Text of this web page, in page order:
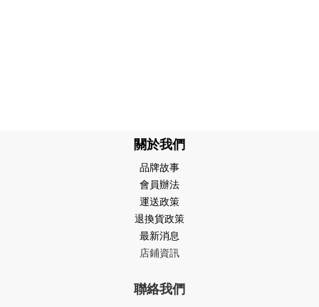
關於我們
品牌故事
會員辦法
運送政策
退換貨政策
最新消息
店鋪資訊
聯絡我們